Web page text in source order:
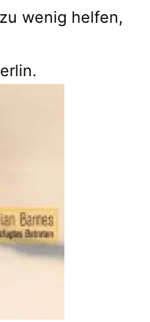
wenig helfen,